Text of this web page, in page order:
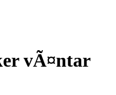
vÃ¤ntar